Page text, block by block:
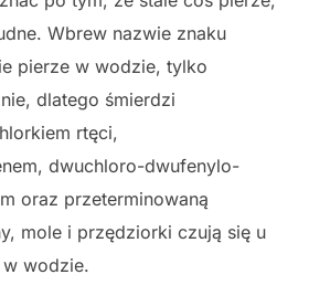
Wbrew nazwie znaku
pierze w wodzie, tylko
dlatego śmierdzi
rtęci,
dwuchloro-dwufenylo-
oraz przeterminowaną
mole i przędziorki czują się u
wodzie.